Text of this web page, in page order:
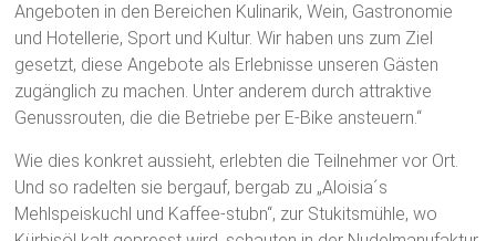
Angeboten in den Bereichen Kulinarik, Wein, Gastronomie
und Hotellerie, Sport und Kultur. Wir haben uns zum Ziel
gesetzt, diese Angebote als Erlebnisse unseren Gästen
zugänglich zu machen. Unter anderem durch attraktive
Genussrouten, die die Betriebe per E-Bike ansteuern.“
Wie dies konkret aussieht, erlebten die Teilnehmer vor Ort.
Und so radelten sie bergauf, bergab zu „Aloisia´s
Mehlspeiskuchl und Kaffee-stubn“, zur Stukitsmühle, wo